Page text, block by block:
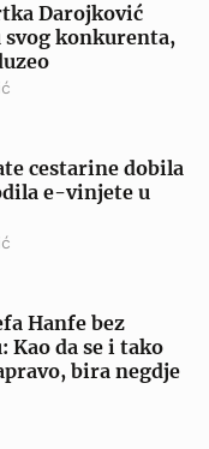
Darojković
svog konkurenta,
cestarine dobila
e-vinjete u
Hanfe bez
Kao da se i tako
bira negdje